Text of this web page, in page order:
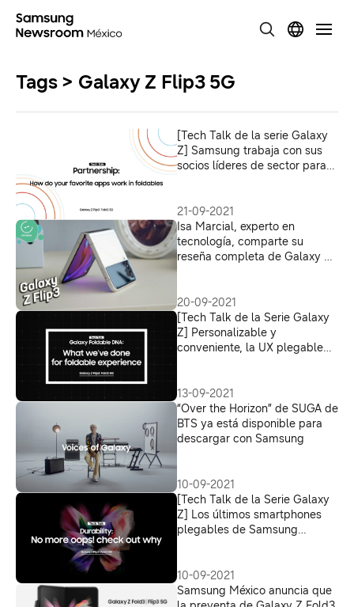
Tags > Galaxy Z Flip3 5G
[Tech Talk de la serie Galaxy
Z] Samsung trabaja con sus
socios líderes de sector para
21-09-2021
Isa Marcial, experto en
tecnología, comparte su
reseña completa de Galaxy Z
20-09-2021
[Tech Talk de la Serie Galaxy
Z] Personalizable y
conveniente, la UX plegable
Z Fold3 5G y Galaxy Z Flip3
5G
13-09-2021
“Over the Horizon” de SUGA de
BTS ya está disponible para
descargar con Samsung
10-09-2021
[Tech Talk de la Serie Galaxy
Z] Los últimos smartphones
plegables de Samsung
resistencia al agua
10-09-2021
Samsung México anuncia que